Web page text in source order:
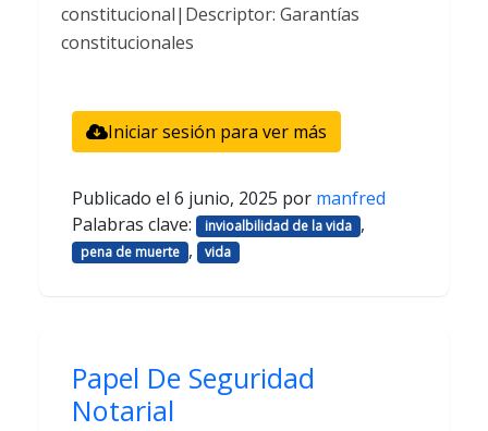
constitucional|Descriptor: Garantías
constitucionales
Iniciar sesión para ver más
Publicado el 6 junio, 2025 por manfred
Palabras clave:
invioalbilidad de la vida ,
pena de muerte , vida
Papel De Seguridad
Notarial